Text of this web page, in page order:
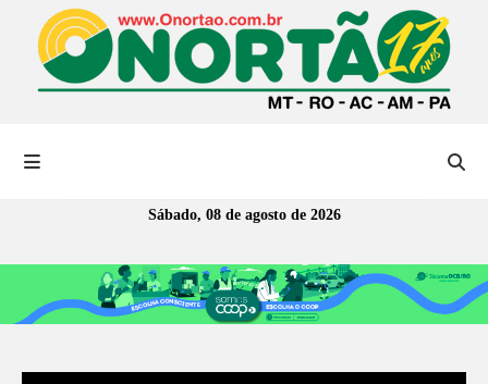
Sábado, 08 de agosto de 2026